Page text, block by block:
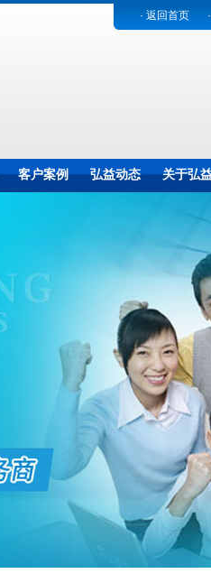
· 返回首页
客户案例 弘益动态 关于弘